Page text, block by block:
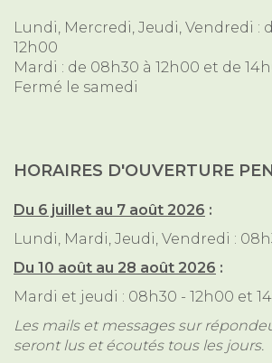
Lundi, Mercredi, Jeudi, Vendredi :
12h00
Mardi : de 08h30 à 12h00 et de
Fermé le samedi
HORAIRES D'OUVERTURE
Du 6 juillet au 7 août 2026 :
Lundi, Mardi, Jeudi, Vendredi :
Du 10 août au 28 août 2026 :
Mardi et jeudi : 08h30 - 12h00 et
Les mails et messages sur
seront lus et écoutés tous les jours.